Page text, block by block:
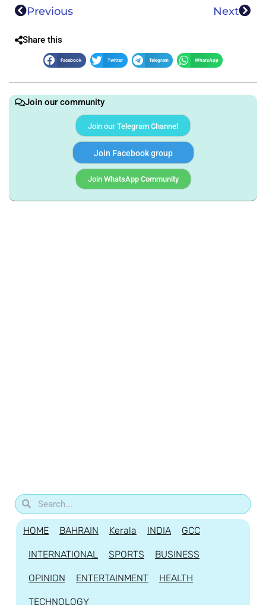
Previous Next
Share this
Facebook Twitter Telegram WhatsApp
Join our community
Join our Telegram Channel
Join Facebook group
Join WhatsApp Community
HOME BAHRAIN Kerala INDIA GCC
INTERNATIONAL SPORTS BUSINESS
OPINION ENTERTAINMENT HEALTH
TECHNOLOGY